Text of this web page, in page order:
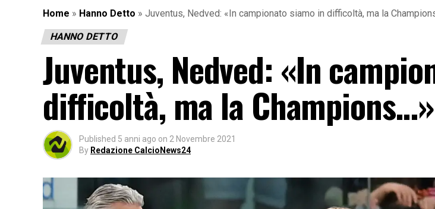
Home » Hanno Detto » Juventus, Nedved: «In campionato siamo in difficoltà, ma la
HANNO DETTO
Juventus, Nedved: «In
difficoltà, ma la Champions…»
Published 5 anni ago on 2 Novembre 2021
By Redazione CalcioNews24